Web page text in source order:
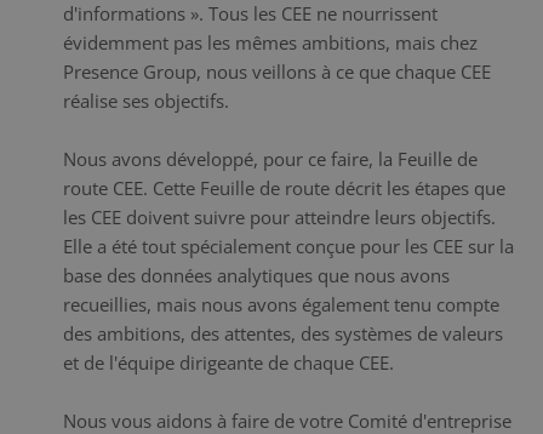
d'informations ». Tous les CEE ne nourrissent
évidemment pas les mêmes ambitions, mais chez
Presence Group, nous veillons à ce que chaque CEE
réalise ses objectifs.
Nous avons développé, pour ce faire, la Feuille de
route CEE. Cette Feuille de route décrit les étapes que
les CEE doivent suivre pour atteindre leurs objectifs.
Elle a été tout spécialement conçue pour les CEE sur la
base des données analytiques que nous avons
recueillies, mais nous avons également tenu compte
des ambitions, des attentes, des systèmes de valeurs
et de l'équipe dirigeante de chaque CEE.
Nous vous aidons à faire de votre Comité d'entreprise